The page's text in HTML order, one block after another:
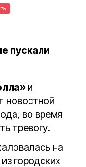
пускали
и
новостной
во время
тревогу.
на
городских